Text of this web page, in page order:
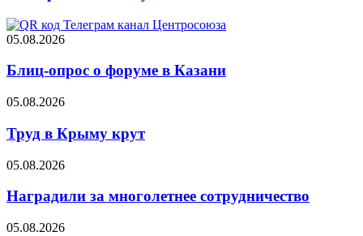
05.08.2026
Блиц-опрос о форуме в Казани
05.08.2026
Труд в Крыму крут
05.08.2026
Наградили за многолетнее сотрудничество
05.08.2026